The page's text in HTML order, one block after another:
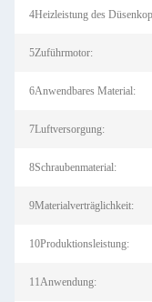
4Heizleistung des
5Zuführmotor:
6Anwendbares Material:
7Luftversorgung:
8Schraubenmaterial:
9Materialverträglichkeit:
10Produktionsleistung:
11Anwendung: